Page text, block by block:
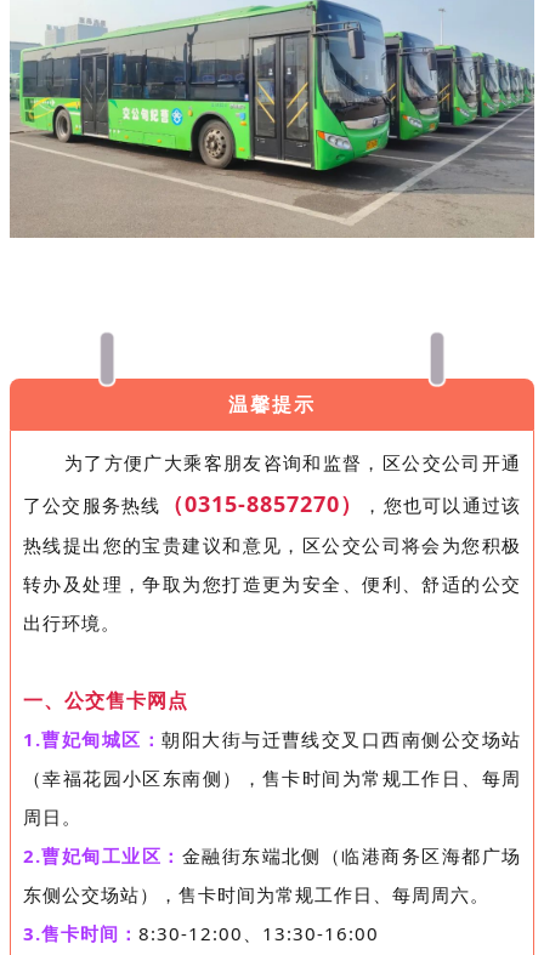
温馨提示
为了方便广大乘客朋友咨询和监督，区公交公司开通
了公交服务热线
（0315-8857270）
，您也可以通过该
热线提出您的宝贵建议和意见，区公交公司将会为您积极
转办及处理，争取为您打造更为安全、便利、舒适的公交
出行环境。
一、公交售卡网点
1.曹妃甸城区：朝阳大街与迁曹线交叉口西南侧公交场站
（幸福花园小区东南侧），售卡时间为常规工作日、每周
周日。
2.曹妃甸工业区： 金融街东端北侧（临港商务区海都广场
东侧公交场站），售卡时间为常规工作日、每周周六。
3.售卡时间： 8:30-12:00、13:30-16:00